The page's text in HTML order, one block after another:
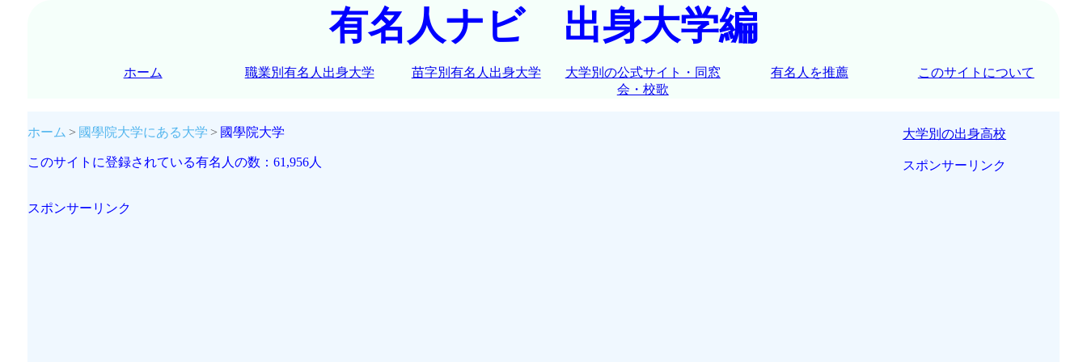
有名人ナビ 出身大学編
ホーム 職業別有名人出身大学 苗字別有名人出身大学
大学別の公式サイト・同窓
会・校歌
有名人を推薦 このサイトについて
ホーム 國學院大学にある大学 國學院大学
このサイトに登録されている有名人の数：61,956人
スポンサーリンク
大学別の出身高校
スポンサーリンク